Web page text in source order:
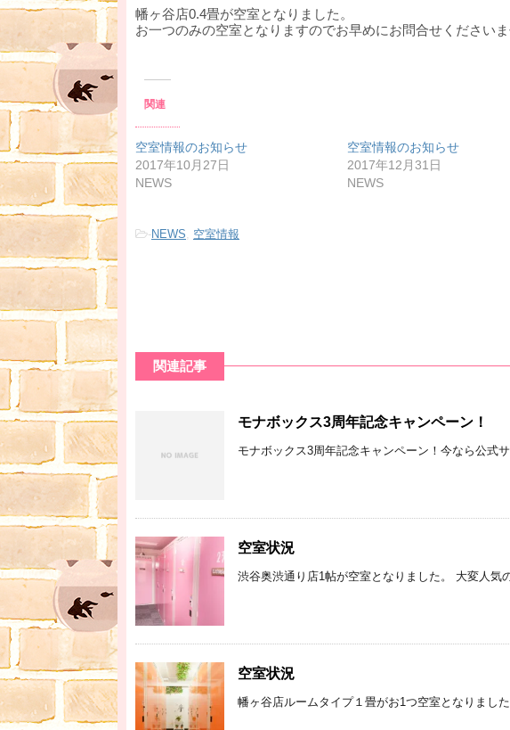
幡ヶ谷店0.4畳が空室となりました。
お一つのみの空室となりますのでお早めにお問合せくださいま
関連
空室情報のお知らせ
2017年10月27日
NEWS
空室情報のお知らせ
2017年12月31日
NEWS
-NEWS, 空室情報
関連記事
モナボックス3周年記念キャンペーン！
モナボックス3周年記念キャンペーン！今なら公式
空室状況
渋谷奥渋通り店1帖が空室となりました。 大変人気
空室状況
幡ヶ谷店ルームタイプ１畳がお1つ空室となりまし